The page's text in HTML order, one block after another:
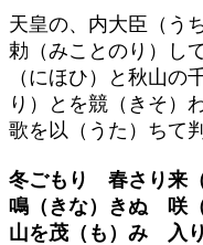
天皇の、内大臣（う
勅（みことのり）し
（にほひ）と秋山の
り）とを競（きそ）
歌を以（うた）ちて
冬ごもり 春さり来
鳴（きな）きぬ 咲
山を茂（も）み 入